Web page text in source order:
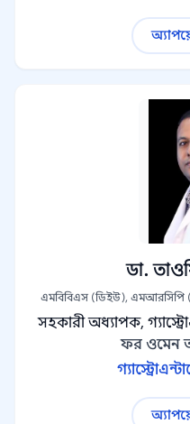
ডা.
এমবিবিএস (ডিইউ), এমআরসিপি
সহকারী অধ্যাপক,
ফর ওমেন